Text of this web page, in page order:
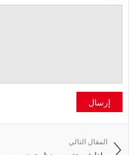
إرسال
المقال التالي